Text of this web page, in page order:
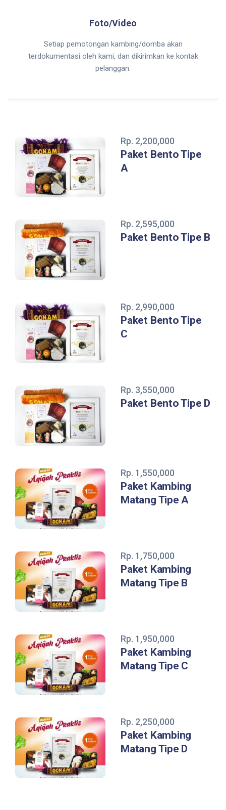
Foto/Video
Setiap pemotongan kambing/domba akan
terdokumentasi oleh kami, dan dikirimkan ke kontak
pelanggan.
Rp. 2,200,000
Paket Bento Tipe
A
Rp. 2,595,000
Paket Bento Tipe B
Rp. 2,990,000
Paket Bento Tipe
C
Rp. 3,550,000
Paket Bento Tipe D
Rp. 1,550,000
Paket Kambing
Matang Tipe A
Rp. 1,750,000
Paket Kambing
Matang Tipe B
Rp. 1,950,000
Paket Kambing
Matang Tipe C
Rp. 2,250,000
Paket Kambing
Matang Tipe D